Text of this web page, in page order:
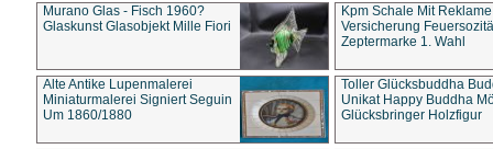
Murano Glas - Fisch 1960?
Glaskunst Glasobjekt Mille Fiori
Kpm Schale Mit Reklame
Versicherung
Zeptermarke 1. Wahl
Alte Antike Lupenmalerei
Miniaturmalerei Signiert Seguin
Um 1860/1880
Toller Glücksbuddha
Unikat Happy Buddha
Glücksbringer Holzfigur